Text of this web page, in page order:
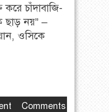
করে চাঁদাবাজি-
নয়” –
ওসিকে
Comments